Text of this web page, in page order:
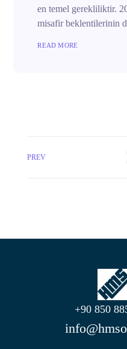
en temel gerekliliktir.
misafir beklentilerinin
READ MORE
PREV
+90 850